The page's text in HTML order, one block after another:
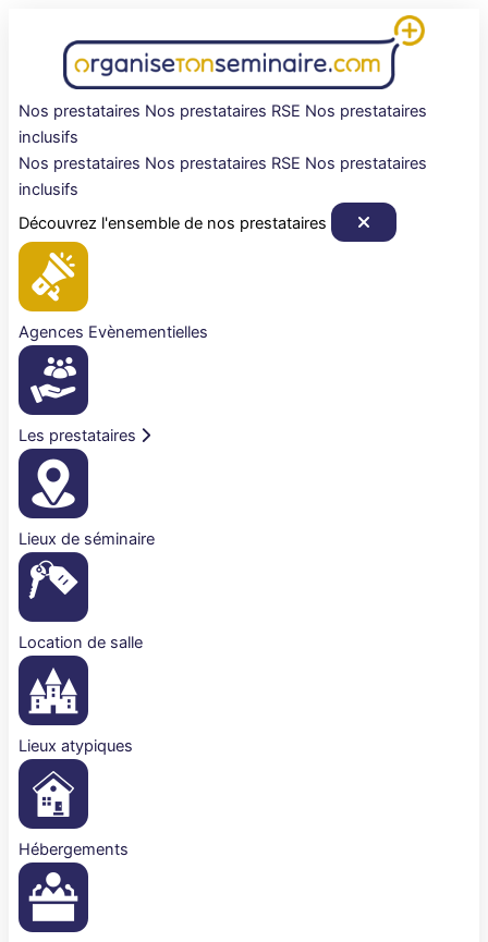
Nos prestataires Nos prestataires RSE Nos prestataires
inclusifs
Nos prestataires Nos prestataires RSE Nos prestataires
inclusifs
Découvrez l'ensemble de nos prestataires
Agences Evènementielles
Les prestataires
Lieux de séminaire
Location de salle
Lieux atypiques
Hébergements